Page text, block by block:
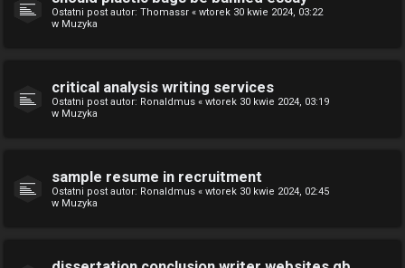
Ostatni post autor: Thomassr « wtorek 30 kwie 2024, 03:22
w Muzyka
critical analysis writing services
Ostatni post autor: Ronaldmus « wtorek 30 kwie 2024, 03:19
w Muzyka
sample resume in recruitment
Ostatni post autor: Ronaldmus « wtorek 30 kwie 2024, 02:45
w Muzyka